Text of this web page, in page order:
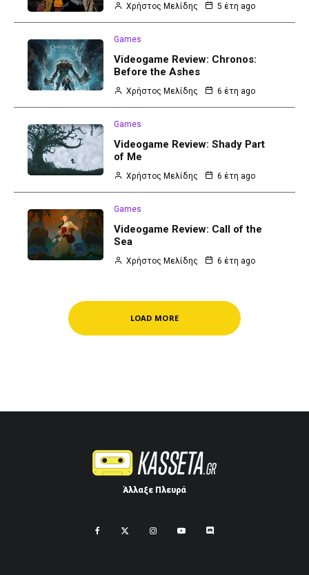
Χρήστος Μελίδης 5 έτη ago
Games
Videogame Review: Chronos:
Before the Ashes
Χρήστος Μελίδης 6 έτη ago
Games
Videogame Review: Shady Part
of Me
Χρήστος Μελίδης 6 έτη ago
Games
Videogame Review: Call of the
Sea
Χρήστος Μελίδης 6 έτη ago
LOAD MORE
Άλλαξε Πλευρά